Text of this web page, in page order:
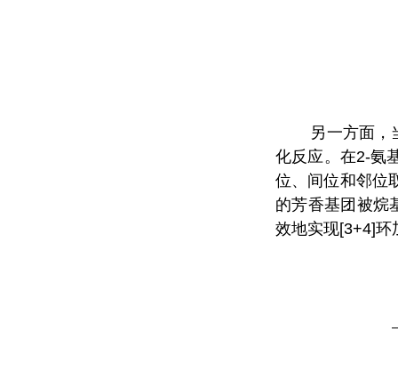
另一方面，
化反应。在2-氨
位、间位和邻位
的芳香基团被烷
效地实现[3+4]环